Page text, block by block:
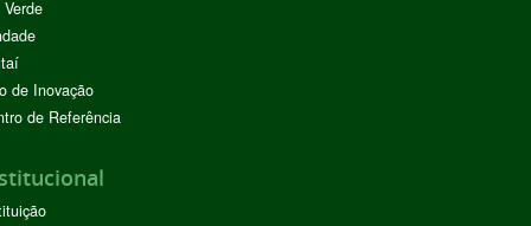
de Inovação
de Referência